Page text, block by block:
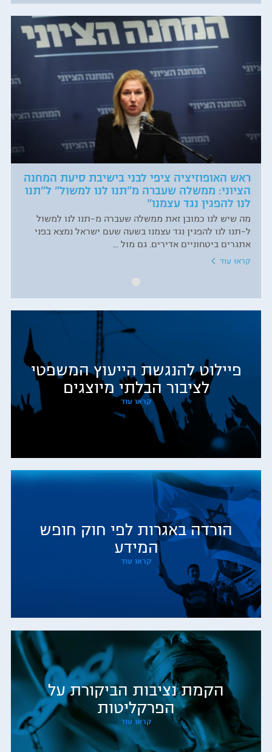
ראש האופוזיציה ציפי לבני בישיבת סיעת המחנה
הציוני: ממשלה שעברה מ"תנו לנו למשול" ל"תנו
לנו להפגין נגד עצמנו"
מה שיש לנו כמובן זאת ממשלה שעברה מ-תנו לנו למשול
ל-תנו לנו להפגין נגד עצמנו בשעה שעם ישראל נמצא בפני
אתגרים ביטחוניים אדירים. גם מול ...
קראו עוד
פיילוט להנגשת הייעוץ המשפטי
לציבור הבלתי מיוצגים
קראו עוד
הורדה באגרות לפי חוק חופש
המידע
קראו עוד
הקמת נציבות הביקורת על
הפרקליטות
קראו עוד